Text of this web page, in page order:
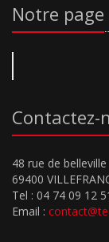
Notre page
Contactez-
48 rue de belleville
69400
Tel : 04 74 09 12
Email :